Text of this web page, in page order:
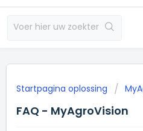
Startpagina oplossing
FAQ - MyAgroVision